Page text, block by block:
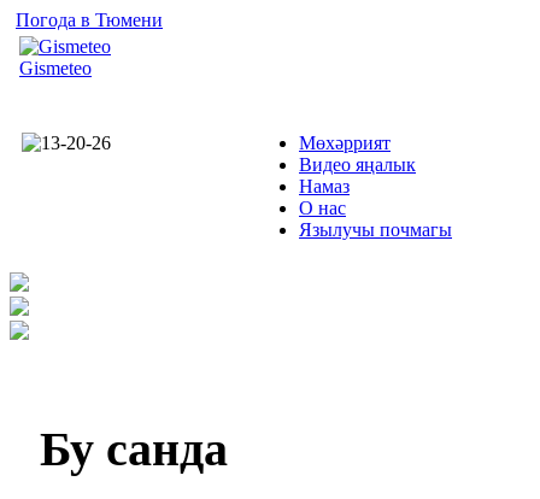
Погода в Тюмени
Gismeteo
Мөхәррият
Видео яңалык
Намаз
О нас
Язылучы почмагы
Бу санда